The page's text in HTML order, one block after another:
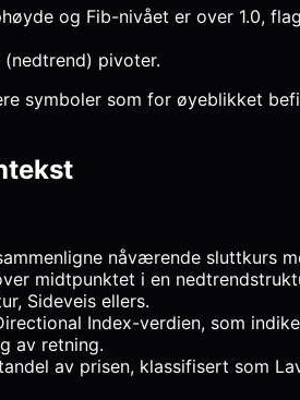
og Fib-nivået er over 1.0,
pivoter.
symboler som for øyeblikket
nåværende sluttkurs
midtpunktet i en
Sideveis ellers.
Index-verdien, som
av retning.
av prisen, klassifisert som